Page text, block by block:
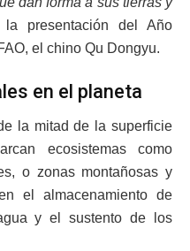
presentación del Año
el chino Qu Dongyu.
en el planeta
la mitad de la superficie
ecosistemas como
o zonas montañosas y
el almacenamiento de
y el sustento de los